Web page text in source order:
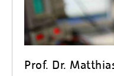
Prof. Dr.